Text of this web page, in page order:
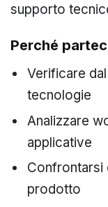
supporto
Perché
Verificare
tecnologie
Analizzare
applicative
Confrontarsi
prodotto